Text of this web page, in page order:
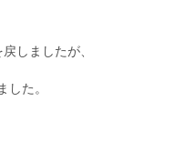
しましたが、
た。